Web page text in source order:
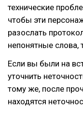
технические
чтобы эти
разослать
непонятные слова,
Если вы были на
уточнить
тому же, после
находятся